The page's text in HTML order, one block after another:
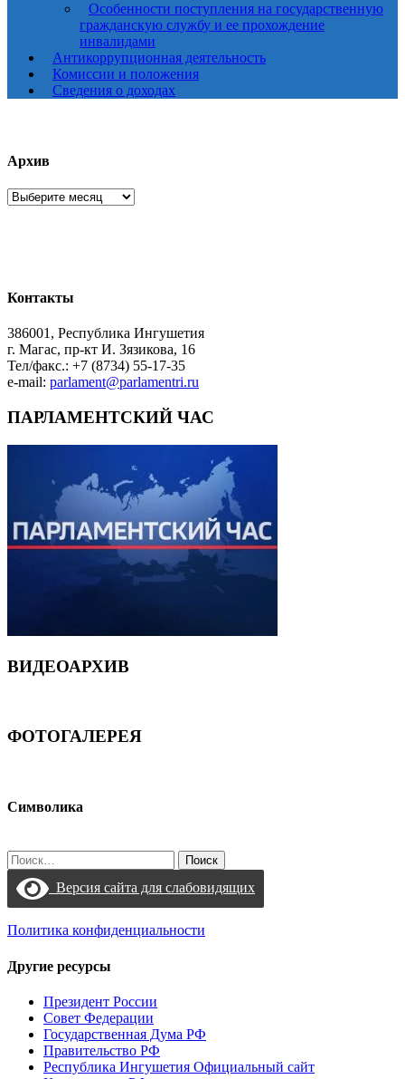
Особенности поступления на государственную
гражданскую службу и ее прохождение
инвалидами
Антикоррупционная деятельность
Комиссии и положения
Сведения о доходах
Архив
Архив
Контакты
386001, Республика Ингушетия
г. Магас, пр-кт И. Зязикова, 16
Тел/факс.: +7 (8734) 55-17-35
e-mail: parlament@parlamentri.ru
ПАРЛАМЕНТСКИЙ ЧАС
ВИДЕОАРХИВ
ФОТОГАЛЕРЕЯ
Символика
Найти:
Версия сайта для слабовидящих
Политика конфиденциальности
Другие ресурсы
Президент России
Совет Федерации
Государственная Дума РФ
Правительство РФ
Республика Ингушетия Официальный сайт